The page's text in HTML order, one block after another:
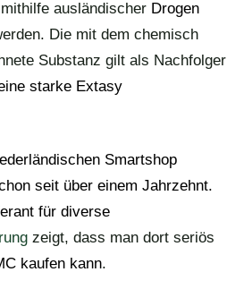
ausländischer Drogen
Die mit dem chemisch
Substanz gilt als Nachfolger
starke Extasy
Smartshop
seit über einem Jahrzehnt.
für diverse
zeigt, dass man dort seriös
kaufen kann.